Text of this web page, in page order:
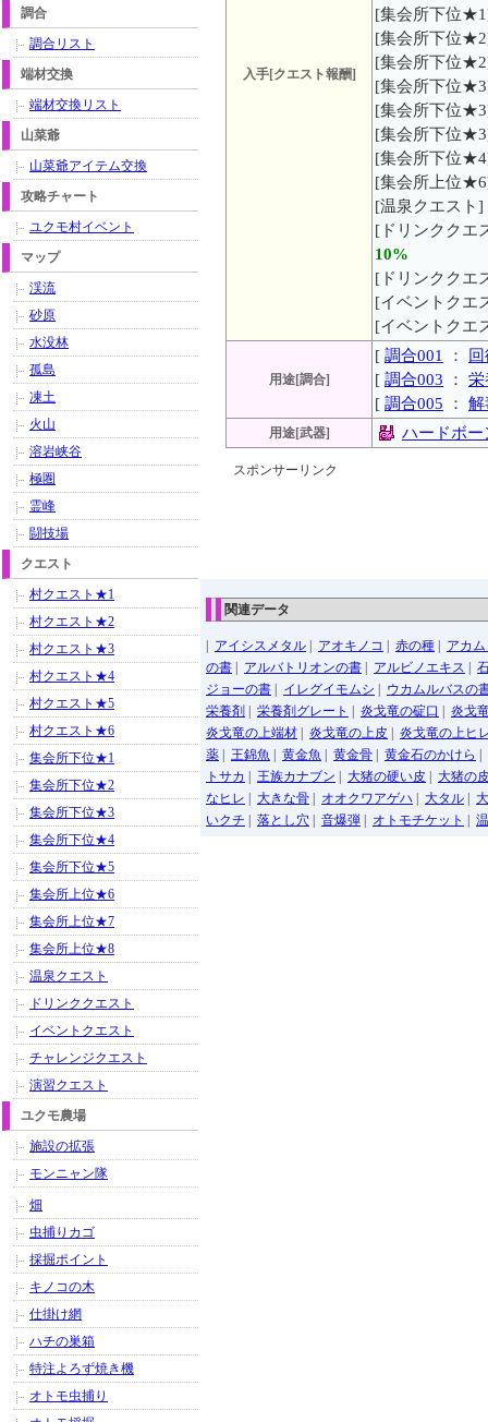
入手[クエスト報酬]
[集会所下位
[集会所下位
[集会所下位
[集会所下位
[集会所下位
[集会所下位
[集会所下位
[集会所上位
[温泉クエス
[ドリンクク
10%
[ドリンクク
[イベントク
[イベントク
用途[調合]
[ 調合001 ：
[ 調合003 ： 栄
[ 調合005 ： 解
用途[武器] ハードボー
スポンサーリンク
関連データ
アイシスメタル アオキノコ 赤の種
アカ
の書
アルバトリオンの書 アルビノエキス
ジョーの書
イレグイモムシ
ウカムルバスの
栄養剤
栄養剤グレート 炎戈竜の碇口
炎戈
炎戈竜の上端材
炎戈竜の上皮
炎戈竜の上ヒ
薬
王錦魚 黄金魚 黄金骨 黄金石のかけら
トサカ
王族カナブン 大猪の硬い皮
大猪の
なヒレ
大きな骨 オオクワアゲハ 大タル
いクチ
落とし穴 音爆弾 オトモチケット
調合
調合リスト
端材交換
端材交換リスト
山菜爺
山菜爺アイテム交換
攻略チャート
ユクモ村イベント
マップ
渓流
砂原
水没林
孤島
凍土
火山
溶岩峡谷
極圏
霊峰
闘技場
クエスト
村クエスト★1
村クエスト★2
村クエスト★3
村クエスト★4
村クエスト★5
村クエスト★6
集会所下位★1
集会所下位★2
集会所下位★3
集会所下位★4
集会所下位★5
集会所上位★6
集会所上位★7
集会所上位★8
温泉クエスト
ドリンククエスト
イベントクエスト
チャレンジクエスト
演習クエスト
ユクモ農場
施設の拡張
モンニャン隊
畑
虫捕りカゴ
採掘ポイント
キノコの木
仕掛け網
ハチの巣箱
特注よろず焼き機
オトモ虫捕り